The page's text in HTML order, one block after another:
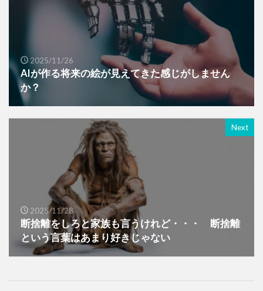
2025/11/26
AIが作る将来の絵が見えてきた感じがしません
か？
Next
2025/11/28
断捨離をしろと家族も言うけれど・・・ 断捨離
という言葉はあまり好きじゃない